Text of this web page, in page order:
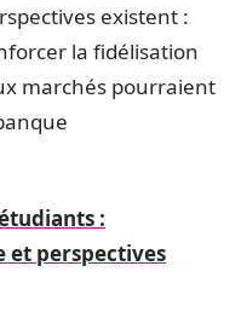
existent :
la fidélisation
marchés pourraient
:
et perspectives